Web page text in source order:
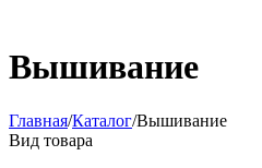
Вышивание
Главная/Каталог/Вышивание
Вид товара